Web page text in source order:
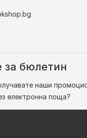
за бюлетин
наши
електронна поща?